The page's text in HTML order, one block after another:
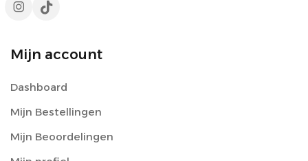
Mijn account
Dashboard
Mijn Bestellingen
Mijn Beoordelingen